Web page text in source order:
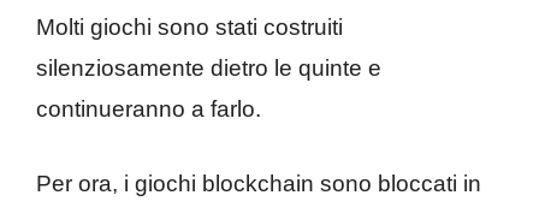
Molti giochi sono stati costruiti
silenziosamente dietro le quinte e
continueranno a farlo.
Per ora, i giochi blockchain sono bloccati in